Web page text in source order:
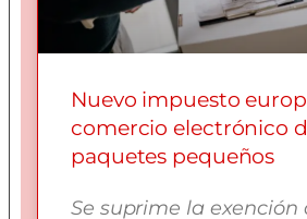
Nuevo impuesto
comercio electrónico
paquetes pequeños
Se suprime la exención